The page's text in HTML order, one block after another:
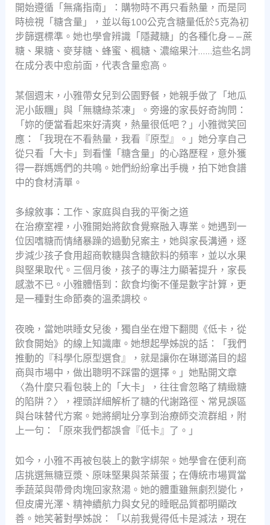
開始遵循「無痛指南」：購物時不再只看熱量，而是同
時檢視「糖含量」，並以每100公克含糖量低於5克為初
步篩選標準。她也學會辨識「隱藏糖」的各種化身——蔗
糖、果糖、麥芽糖、蜂蜜、楓糖、濃縮果汁……這些名詞
在成分表中愈前面，代表含量愈高。
某個週末，小雅帶女兒到公園野餐，她親手做了「地瓜
泥小飯糰」與「無糖綠茶凍」。旁邊的家長好奇詢問：
「妳的便當看起來好清爽，熱量很低吧？」小雅微笑回
應：「我現在不看熱量，我看『原型』。」她分享自己
從只看「大卡」到看懂「糖含量」的心路歷程，意外獲
得一群媽媽們的共鳴。她們紛紛拿出手機，拍下她食譜
中的食材清單。
多線敘事：工作、家庭與自我的平衡之道
在治療室裡，小雅開始將飲食覺察融入專業。她遇到一
位因嗜糖而情緒暴躁的過動兒案主，她與家長溝通，逐
步減少孩子食用超商軟糖與含糖飲料的頻率，並以水果
與堅果取代。三個月後，孩子的專注力顯著提升，家長
感激不已。小雅體悟到：飲食均衡不僅是數字計算，更
是一種對生命節奏的溫柔調校。
夜晚，當她哄睡女兒後，獨自坐在燈下翻閱《低卡，從
飲食開始》的線上知識庫。她想起學姊說的話：「我們
推動的『科學化原型選食』，就是讓你在琳瑯滿目的超
商與市場中，做出聰明不踩雷的選擇。」她點開文章
〈為什麼只看包裝上的「大卡」，往往會忽略了精緻糖
的陷阱？〉，裡頭詳細解析了糖的代謝路徑、常見誤區
與台味替代方案。她將網址分享到治療師交流群組，附
上一句：「原來我們都誤會『低卡』了。」
如今，小雅不再被包裝上的數字綁架。她學會在便利商
店挑選無糖豆漿、原味堅果與茶葉蛋；在傳統市場買當
季蔬菜與帶骨肉塊回家熬湯。她的體重雖無劇烈變化，
但皮膚光澤、精神續航力與女兒的睡眠品質都明顯改
善。她笑著對學姊說：「以前我覺得低卡是減法，現在